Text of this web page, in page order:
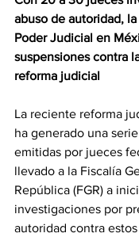
abuso de autoridad,
Poder Judicial en
suspensiones contra
reforma judicial
La reciente reforma
ha generado una
emitidas por jueces
llevado a la Fiscalía
República (FGR) a
investigaciones por
autoridad contra